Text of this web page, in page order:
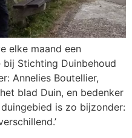
elke maand een
Stichting Duinbehoud
Annelies Boutellier,
blad Duin, en bedenker
duingebied is zo bijzonder: